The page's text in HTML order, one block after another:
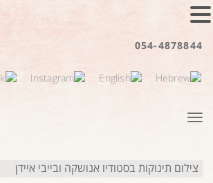
054-4878844
תפריט
צילום תינוקות בסטודיו אנושקה ובייבי איידן